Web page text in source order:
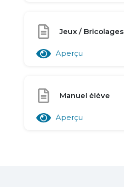
Jeux / Bricolages
Aperçu
Manuel élève
Aperçu